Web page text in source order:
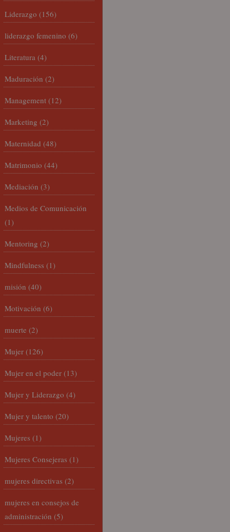
Liderazgo (156)
liderazgo femenino (6)
Literatura (4)
Maduración (2)
Management (12)
Marketing (2)
Maternidad (48)
Matrimonio (44)
Mediación (3)
Medios de Comunicación
(1)
Mentoring (2)
Mindfulness (1)
misión (40)
Motivación (6)
muerte (2)
Mujer (126)
Mujer en el poder (13)
Mujer y Liderazgo (4)
Mujer y talento (20)
Mujeres (1)
Mujeres Consejeras (1)
mujeres directivas (2)
mujeres en consejos de
administración (5)